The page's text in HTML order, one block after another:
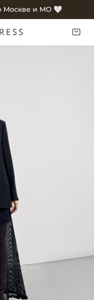
Москве и МО 🤍